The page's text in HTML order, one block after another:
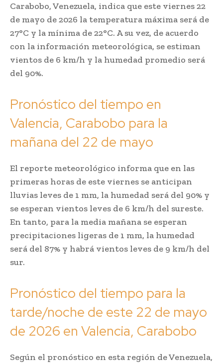
Carabobo, Venezuela, indica que este viernes 22
de mayo de 2026 la temperatura máxima será de
27°C y la mínima de 22°C. A su vez, de acuerdo
con la información meteorológica, se estiman
vientos de 6 km/h y la humedad promedio será
del 90%.
Pronóstico del tiempo en
Valencia, Carabobo para la
mañana del 22 de mayo
El reporte meteorológico informa que en las
primeras horas de este viernes se anticipan
lluvias leves de 1 mm, la humedad será del 90% y
se esperan vientos leves de 6 km/h del sureste.
En tanto, para la media mañana se esperan
precipitaciones ligeras de 1 mm, la humedad
será del 87% y habrá vientos leves de 9 km/h del
sur.
Pronóstico del tiempo para la
tarde/noche de este 22 de mayo
de 2026 en Valencia, Carabobo
Según el pronóstico en esta región de Venezuela,